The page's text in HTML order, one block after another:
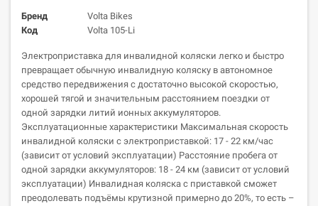
Бренд
Volta Bikes
Код
Volta 105-Li
Электроприставка для инвалидной коляски легко и быстро
превращает обычную инвалидную коляску в автономное
средство передвижения с достаточно высокой скоростью,
хорошей тягой и значительным расстоянием поездки от
одной зарядки литий ионных аккумуляторов.
Эксплуатационные характеристики Максимальная скорость
инвалидной коляски с электроприставкой: 17 - 22 км/час
(зависит от условий эксплуатации) Расстояние пробега от
одной зарядки аккумуляторов: 18 - 24 км (зависит от условий
эксплуатации) Инвалидная коляска с приставкой сможет
преодолевать подъёмы крутизной примерно до 20%, то есть –